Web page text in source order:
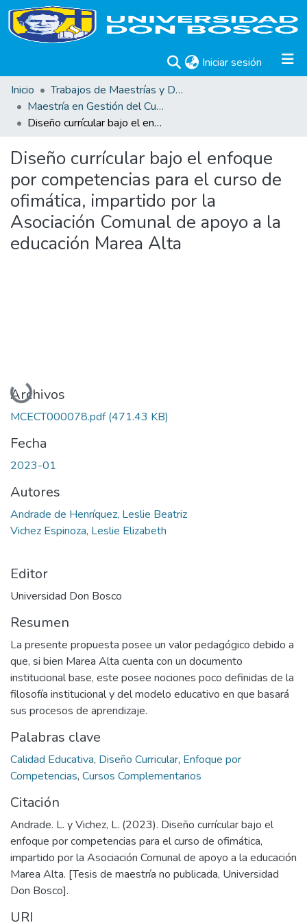
Iniciar sesión (current)
Inicio
Trabajos de Maestrías y Doctorados
Maestría en Gestión del Curriculum, Didáctica y Evaluación por Competencias
Diseño currícular bajo el enfoque por competencias para el curso de ofimática, impartido por la Asociación Comunal de apoyo a la educación Marea Alta
Diseño currícular bajo el enfoque
por competencias para el curso de
ofimática, impartido por la
Asociación Comunal de apoyo a la
educación Marea Alta
Cargando...
Archivos
MCECT000078.pdf(471.43 KB)
Fecha
2023-01
Autores
Andrade de Henríquez, Leslie Beatriz
Vichez Espinoza, Leslie Elizabeth
Editor
Universidad Don Bosco
Resumen
La presente propuesta posee un valor pedagógico debido a
que, si bien Marea Alta cuenta con un documento
institucional base, este posee nociones poco definidas de la
filosofía institucional y del modelo educativo en que basará
sus procesos de aprendizaje.
Palabras clave
Calidad Educativa, Diseño Curricular, Enfoque por
Competencias, Cursos Complementarios
Citación
Andrade. L. y Vichez, L. (2023). Diseño currícular bajo el
enfoque por competencias para el curso de ofimática,
impartido por la Asociación Comunal de apoyo a la educación
Marea Alta. [Tesis de maestría no publicada, Universidad
Don Bosco].
URI